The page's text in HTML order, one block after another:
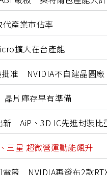
產業市佔率
擴大在台產能
批准 NVIDIA不自建晶圓廠
片庫存早有準備
新 AiP、3D IC先進封裝比
星 超微營運動能飆升
電競 NVIDIA再發布2款